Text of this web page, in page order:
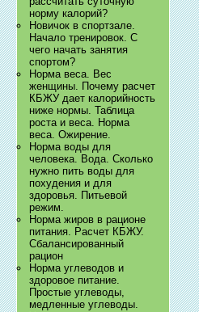
норму калорий?
Новичок в спортзале.
Начало тренировок. С
чего начать занятия
спортом?
Норма веса. Вес
женщины. Почему расчет
КБЖУ дает калорийность
ниже нормы. Таблица
роста и веса. Норма
веса. Ожирение.
Норма воды для
человека. Вода. Сколько
нужно пить воды для
похудения и для
здоровья. Питьевой
режим.
Норма жиров в рационе
питания. Расчет КБЖУ.
Сбалансированный
рацион
Норма углеводов и
здоровое питание.
Простые углеводы,
медленные углеводы.